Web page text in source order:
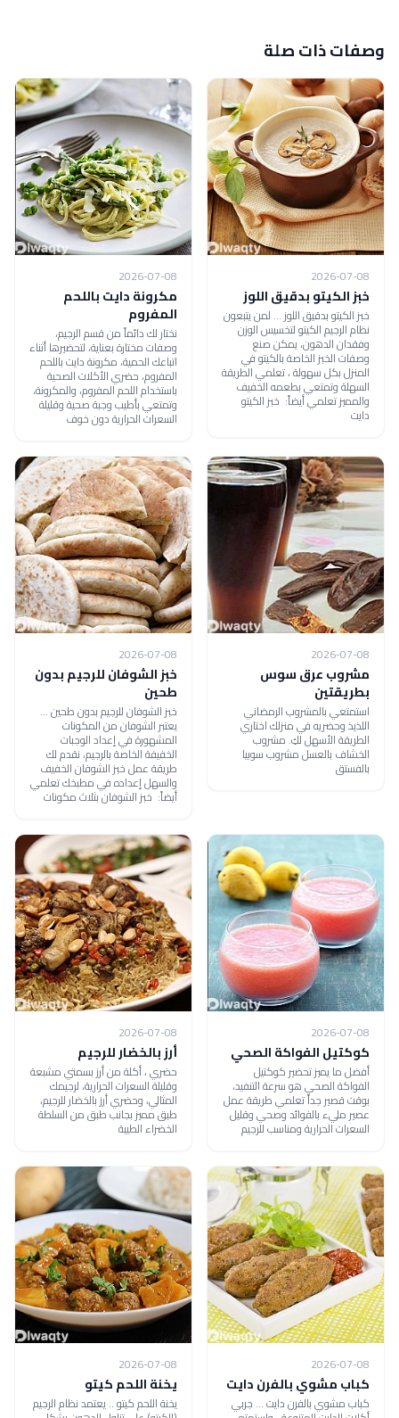
وصفات ذات صلة
2026-07-08
خبز الكيتو بدقيق اللوز
خبز الكيتو بدقيق اللوز ... لمن يتبعون
نظام الرجيم الكيتو لتخسيس الوزن
وفقدان الدهون، يمكن صنع
وصفات الخبز الخاصة بالكيتو في
المنزل بكل سهولة ، تعلمي الطريقة
السهلة وتمتعي بطعمه الخفيف
والمميز تعلمي أيضاً: خبز الكيتو
دايت
2026-07-08
مكرونة دايت باللحم
المفروم
نختار لك دائماً من قسم الرجيم،
وصفات مختارة بعناية، لتحضيرها أثناء
اتباعك الحمية، مكرونة دايت باللحم
المفروم، حضري الأكلات الصحية
باستخدام اللحم المفروم، والمكرونة،
وتمتعي بأطيب وجبة صحية وقليلة
السعرات الحرارية دون خوف
2026-07-08
مشروب عرق سوس
بطريقتين
استمتعي بالمشروب الرمضاني
اللذيذ وحضريه في منزلك اختاري
الطريقة الأسهل لكِ. مشروب
الخشاف بالعسل مشروب سوبيا
بالفستق
2026-07-08
خبز الشوفان للرجيم بدون
طحين
خبز الشوفان للرجيم بدون طحين ...
يعتبر الشوفان من المكونات
المشهورة في إعداد الوجبات
الخفيفة الخاصة بالرجيم، نقدم لك
طريقة عمل خبز الشوفان الخفيف
والسهل إعداده في مطبخك تعلمي
أيضاً: خبز الشوفان بثلاث مكونات
2026-07-08
كوكتيل الفواكة الصحي
أفضل ما يميز تحضير كوكتيل
الفواكة الصحي هو سرعة التنفيد،
بوقت قصير جداً تعلمي طريقة عمل
عصير مليء بالفوائد وصحي وقليل
السعرات الحرارية ومناسب للرجيم
2026-07-08
أرز بالخضار للرجيم
حضري ، أكلة من أرز بسمتي مشبعة
وقليلة السعرات الحرارية، لرجيمك
المثالي، وحضري أرز بالخضار للرجيم،
طبق مميز بجانب طبق من السلطة
الخضراء الطيبة
2026-07-08
كباب مشوي بالفرن دايت
كباب مشوي بالفرن دايت ... جربي
2026-07-08
يخنة اللحم كيتو
يخنة اللحم كيتو .. يعتمد نظام الرجيم